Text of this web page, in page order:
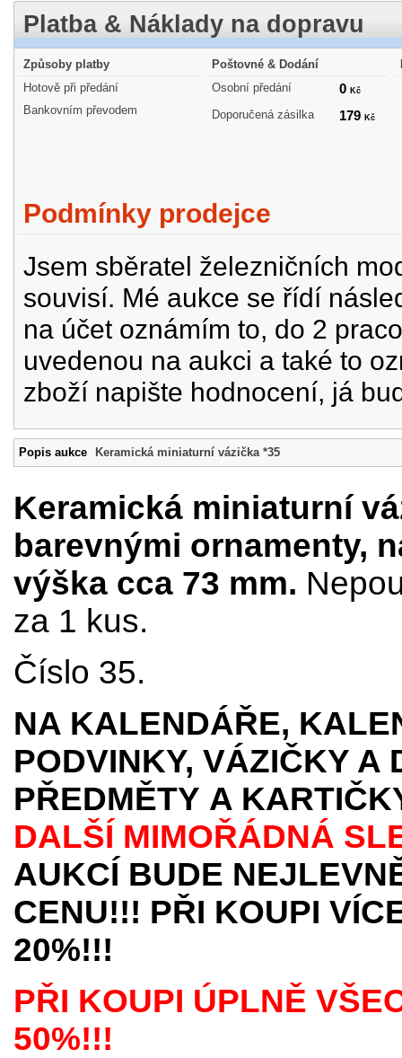
Platba & Náklady na dopravu
Způsoby platby
Hotově při předání
Bankovním převodem
Poštovné & Dodání
Osobní předání
0 Kč
Doporučená zásilka 179 Kč
Podmínky prodejce
Jsem sběratel železničních
souvisí. Mé aukce se řídí
na účet oznámím to, do 2
uvedenou na aukci a také to
zboží napište hodnocení, já
Popis aukce Keramická miniaturní vázička *35
Keramická miniaturní
barevnými ornamenty,
výška cca 73 mm.
za 1 kus.
Číslo 35.
NA KALENDÁŘE,
PODVINKY, VÁZIČKY A
PŘEDMĚTY A
DALŠÍ MIMOŘÁDNÁ
AUKCÍ BUDE
CENU!!! PŘI KOUPI
20%!!!
PŘI KOUPI ÚPLNĚ
50%!!!